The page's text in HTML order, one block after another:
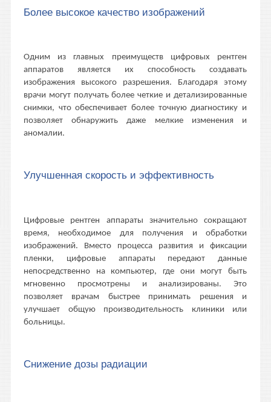
Более высокое качество изображений
Одним из главных преимуществ цифровых рентген
аппаратов является их способность создавать
изображения высокого разрешения. Благодаря этому
врачи могут получать более четкие и детализированные
снимки, что обеспечивает более точную диагностику и
позволяет обнаружить даже мелкие изменения и
аномалии.
Улучшенная скорость и эффективность
Цифровые рентген аппараты значительно сокращают
время, необходимое для получения и обработки
изображений. Вместо процесса развития и фиксации
пленки, цифровые аппараты передают данные
непосредственно на компьютер, где они могут быть
мгновенно просмотрены и анализированы. Это
позволяет врачам быстрее принимать решения и
улучшает общую производительность клиники или
больницы.
Снижение дозы радиации